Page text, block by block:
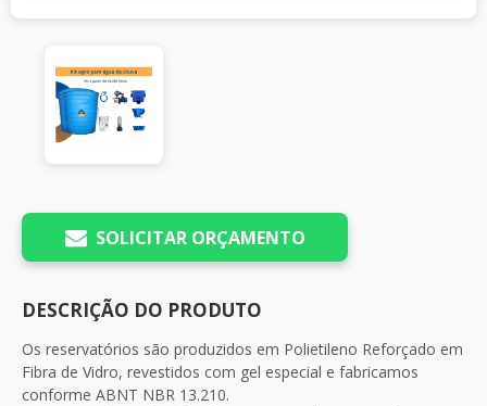
SOLICITAR ORÇAMENTO
DESCRIÇÃO DO PRODUTO
Os reservatórios são produzidos em Polietileno Reforçado em
Fibra de Vidro, revestidos com gel especial e fabricamos
conforme ABNT NBR 13.210.